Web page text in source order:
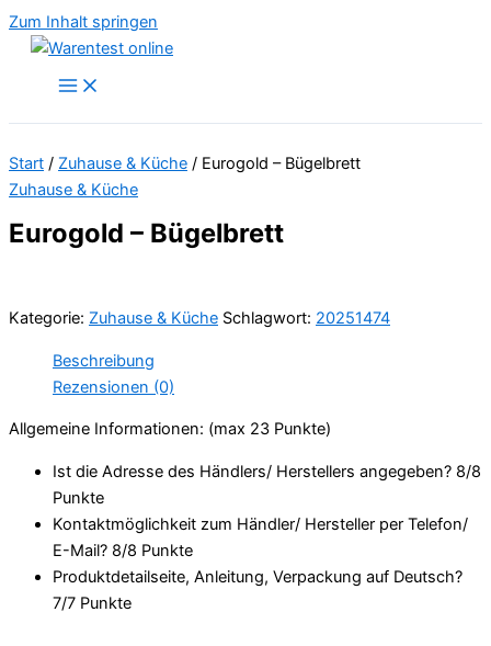
Zum Inhalt springen
Start / Zuhause & Küche / Eurogold – Bügelbrett
Zuhause & Küche
Eurogold – Bügelbrett
Kategorie: Zuhause & Küche Schlagwort: 20251474
Beschreibung
Rezensionen (0)
Allgemeine Informationen: (max 23 Punkte)
Ist die Adresse des Händlers/ Herstellers angegeben? 8/8
Punkte
Kontaktmöglichkeit zum Händler/ Hersteller per Telefon/
E-Mail? 8/8 Punkte
Produktdetailseite, Anleitung, Verpackung auf Deutsch?
7/7 Punkte